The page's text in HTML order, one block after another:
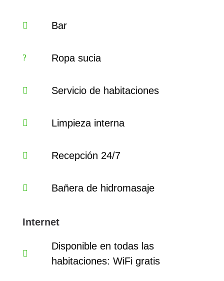
Bar
Ropa sucia
Servicio de habitaciones
Limpieza interna
Recepción 24/7
Bañera de hidromasaje
Internet
Disponible en todas las
habitaciones: WiFi gratis